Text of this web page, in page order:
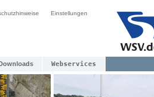
Einstellungen
Webservices